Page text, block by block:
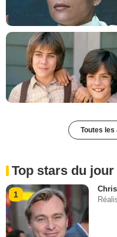
Toutes les
Top stars du jour
1